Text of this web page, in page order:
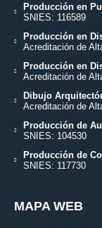
Producción en
SNIES: 116589
Producción en
Acreditación de
Producción en
Acreditación de
Dibujo
Acreditación de
Producción de
SNIES: 104530
Producción de
SNIES: 117730
MAPA WEB